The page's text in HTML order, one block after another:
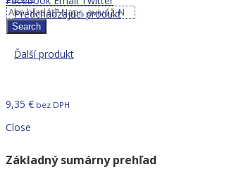
Search
Predchádzajúci produkt
Ďalší produkt
9,35 € bez DPH
Close
Základný sumárny prehľad